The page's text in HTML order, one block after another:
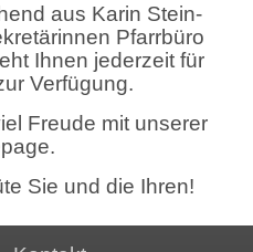
aus Karin Stein­
Pfarr­bü­ro
Ihnen je­der­zeit für
Ver­fü­gung.
Freu­de mit un­se­rer
Sie und die Ihren!